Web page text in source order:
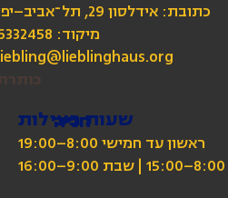
כתובת: אידלסון 29, תל־אביב–יפו
מיקוד: 6332458
שעות פעילות
ראשון עד חמישי 8:00–19:00
חניה